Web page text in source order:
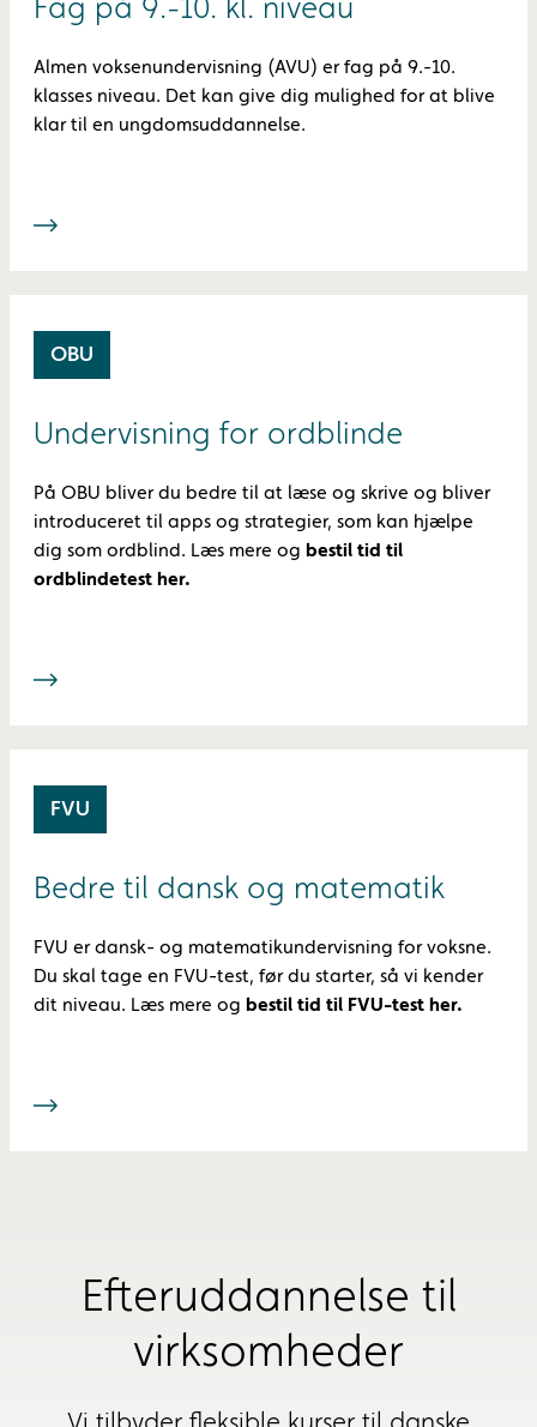
Fag på 9.-10. kl. niveau
Almen voksenundervisning (AVU) er fag på 9.-10.
klasses niveau. Det kan give dig mulighed for at blive
klar til en ungdomsuddannelse.
OBU
Undervisning for ordblinde
På OBU bliver du bedre til at læse og skrive og bliver
introduceret til apps og strategier, som kan hjælpe
dig som ordblind. Læs mere og bestil tid til
ordblindetest her.
FVU
Bedre til dansk og matematik
FVU er dansk- og matematikundervisning for voksne.
Du skal tage en FVU-test, før du starter, så vi kender
dit niveau. Læs mere og bestil tid til FVU-test her.
Efteruddannelse til
virksomheder